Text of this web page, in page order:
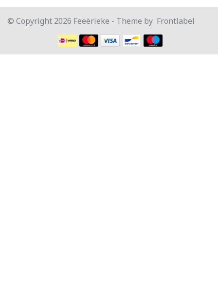
© Copyright 2026 Feeërieke - Theme by Frontlabel